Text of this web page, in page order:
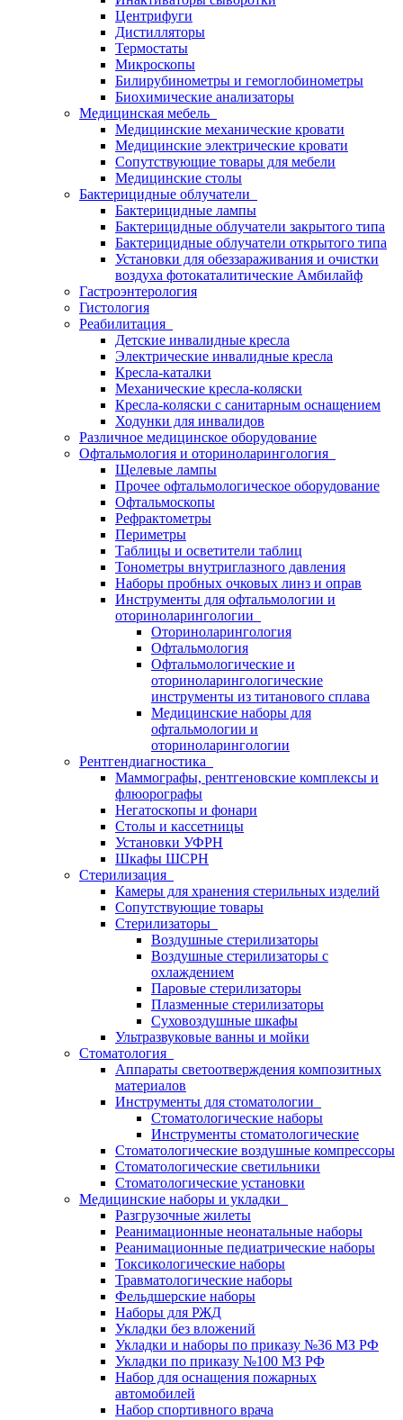
Центрифуги
Дистилляторы
Термостаты
Микроскопы
Билирубинометры и гемоглобинометры
Биохимические анализаторы
Медицинская мебель
Медицинские механические кровати
Медицинские электрические кровати
Сопутствующие товары для мебели
Медицинские столы
Бактерицидные облучатели
Бактерицидные лампы
Бактерицидные облучатели закрытого типа
Бактерицидные облучатели открытого типа
Установки для обеззараживания и очистки
воздуха фотокаталитические Амбилайф
Гастроэнтерология
Гистология
Реабилитация
Детские инвалидные кресла
Электрические инвалидные кресла
Кресла-каталки
Механические кресла-коляски
Кресла-коляски с санитарным оснащением
Ходунки для инвалидов
Различное медицинское оборудование
Офтальмология и оториноларингология
Щелевые лампы
Прочее офтальмологическое оборудование
Офтальмоскопы
Рефрактометры
Периметры
Таблицы и осветители таблиц
Тонометры внутриглазного давления
Наборы пробных очковых линз и оправ
Инструменты для офтальмологии и
оториноларингологии
Оториноларингология
Офтальмология
Офтальмологические и
оториноларингологические
инструменты из титанового сплава
Медицинские наборы для
офтальмологии и
оториноларингологии
Рентгендиагностика
Маммографы, рентгеновские комплексы и
флюорографы
Негатоскопы и фонари
Столы и кассетницы
Установки УФРН
Шкафы ШСРН
Стерилизация
Камеры для хранения стерильных изделий
Сопутствующие товары
Стерилизаторы
Воздушные стерилизаторы
Воздушные стерилизаторы с
охлаждением
Паровые стерилизаторы
Плазменные стерилизаторы
Суховоздушные шкафы
Ультразвуковые ванны и мойки
Стоматология
Аппараты светоотверждения композитных
материалов
Инструменты для стоматологии
Стоматологические наборы
Инструменты стоматологические
Стоматологические воздушные компрессоры
Стоматологические светильники
Стоматологические установки
Медицинские наборы и укладки
Разгрузочные жилеты
Реанимационные неонатальные наборы
Реанимационные педиатрические наборы
Токсикологические наборы
Травматологические наборы
Фельдшерские наборы
Наборы для РЖД
Укладки без вложений
Укладки и наборы по приказу №36 МЗ РФ
Укладки по приказу №100 МЗ РФ
Набор для оснащения пожарных
автомобилей
Набор спортивного врача